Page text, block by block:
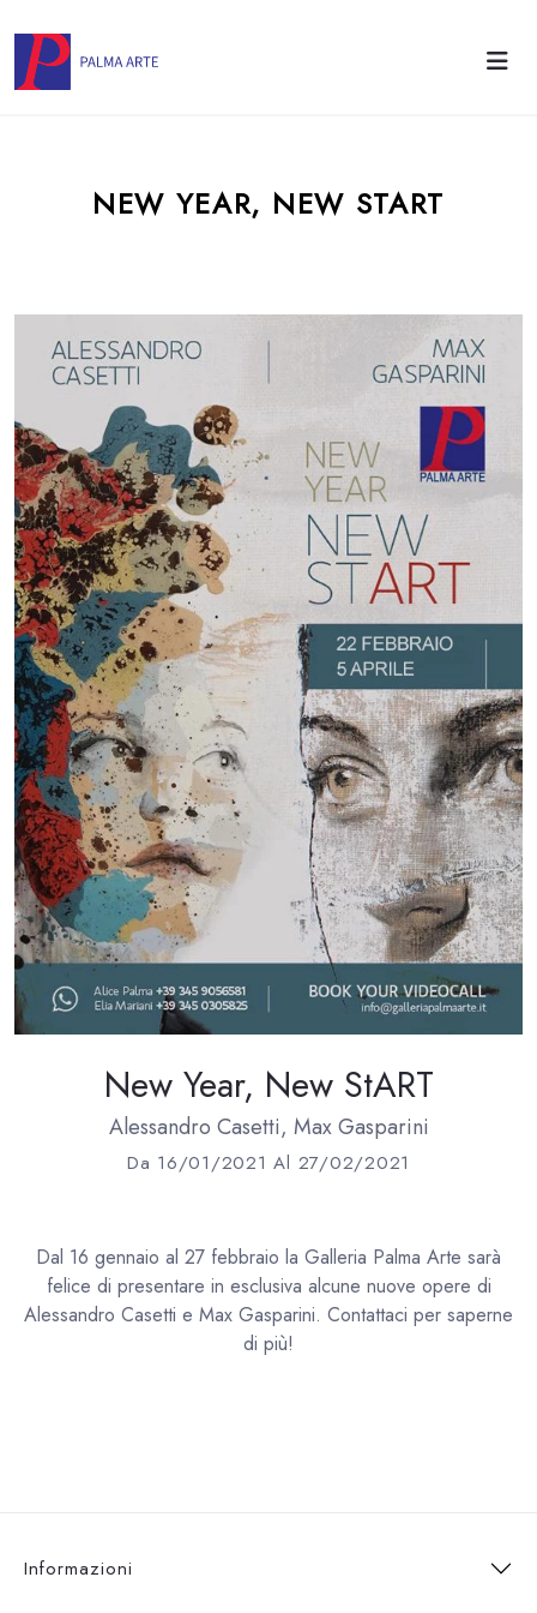
NEW YEAR, NEW START
New Year, New StART
Alessandro Casetti, Max Gasparini
Da 16/01/2021 Al 27/02/2021
Dal 16 gennaio al 27 febbraio la Galleria Palma Arte sarà
felice di presentare in esclusiva alcune nuove opere di
Alessandro Casetti e Max Gasparini. Contattaci per saperne
di più!
Informazioni